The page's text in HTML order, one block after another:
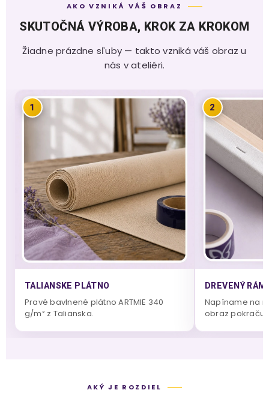
AKO VZNIKÁ VÁŠ OBRAZ
SKUTOČNÁ VÝROBA, KROK ZA KROKOM
Žiadne prázdne sľuby — takto vzniká váš obraz u
nás v ateliéri.
1
TALIANSKE PLÁTNO
Pravé bavlnené plátno ARTMIE 340
g/m² z Talianska.
2
DREVENÝ
Napíname na
obraz
AKÝ JE ROZDIEL